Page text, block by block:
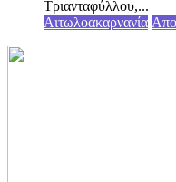
Τριανταφύλλου,...
Αιτωλοακαρνανία